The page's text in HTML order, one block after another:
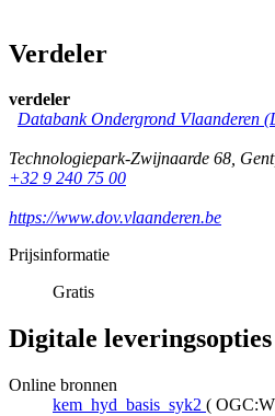
Verdeler
verdeler
Databank Ondergrond Vlaanderen
Technologiepark-Zwijnaarde 68, Gent
+32 9 240 75 00
https://www.dov.vlaanderen.be
Prijsinformatie
Gratis
Digitale leveringsopties
Online bronnen
kem_hyd_basis_syk2 (